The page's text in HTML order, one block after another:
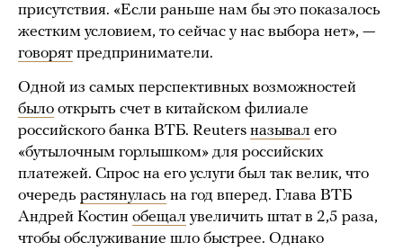
присутствия. «Если раньше нам бы это показалось
жестким условием, то сейчас у нас выбора нет», —
говорят предприниматели.
Одной из самых перспективных возможностей
было открыть счет в китайском филиале
российского банка ВТБ. Reuters называл его
«бутылочным горлышком» для российских
платежей. Спрос на его услуги был так велик, что
очередь растянулась на год вперед. Глава ВТБ
Андрей Костин обещал увеличить штат в 2,5 раза,
чтобы обслуживание шло быстрее. Однако